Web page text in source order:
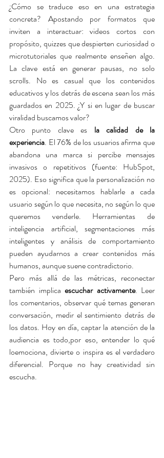
¿Cómo se traduce eso en una estrategia
concreta? Apostando por formatos que
inviten a interactuar: videos cortos con
propósito, quizzes que despierten curiosidad o
microtutoriales que realmente enseñen algo.
La clave está en generar pausas, no solo
scrolls. No es casual que los contenidos
educativos y los detrás de escena sean los más
guardados en 2025. ¿Y si en lugar de buscar
viralidad buscamos valor?
Otro punto clave es la calidad de la
experiencia. El 76% de los usuarios afirma que
abandona una marca si percibe mensajes
invasivos o repetitivos (fuente: HubSpot,
2025). Eso significa que la personalización no
es opcional: necesitamos hablarle a cada
usuario según lo que necesita, no según lo que
queremos venderle. Herramientas de
inteligencia artificial, segmentaciones más
inteligentes y análisis de comportamiento
pueden ayudarnos a crear contenidos más
humanos, aunque suene contradictorio.
Pero más allá de las métricas, reconectar
también implica escuchar activamente. Leer
los comentarios, observar qué temas generan
conversación, medir el sentimiento detrás de
los datos. Hoy en día, captar la atención de la
audiencia es todo,por eso, entender lo qué
loemociona, divierte o inspira es el verdadero
diferencial. Porque no hay creatividad sin
escucha.